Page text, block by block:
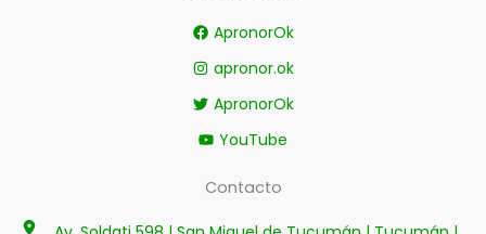
ApronorOk
apronor.ok
ApronorOk
YouTube
Contacto